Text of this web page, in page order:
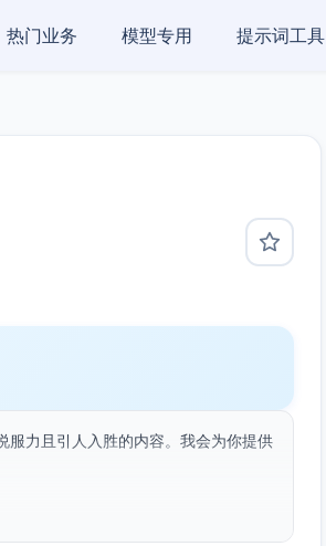
热门业务 模型专用 提示词工具
服力且引人入胜的内容。我会为你提供